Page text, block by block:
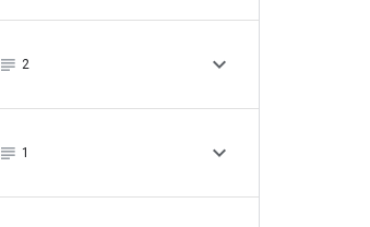
subject_black
2 
subject_black
1 